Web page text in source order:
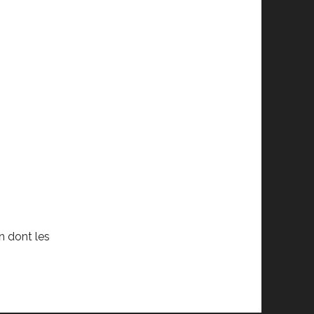
dont les